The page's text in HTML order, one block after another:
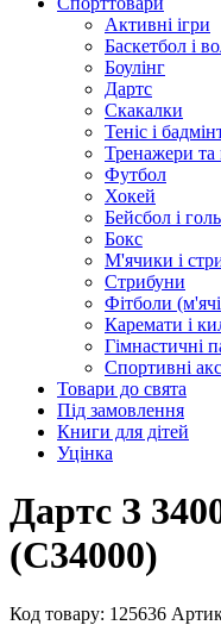
Активні ігри
Баскетбол і
Боулінг
Дартс
Скакалки
Теніс і
Тренажери та
Футбол
Хокей
Бейсбол і
Бокс
М'ячики і
Стрибуни
Фітболи
Каремати і
Гімнастичні
Спортивні
Товари до свята
Під замовлення
Книги для дітей
Уцінка
Дартс З
(C34000)
Код товару: 125636